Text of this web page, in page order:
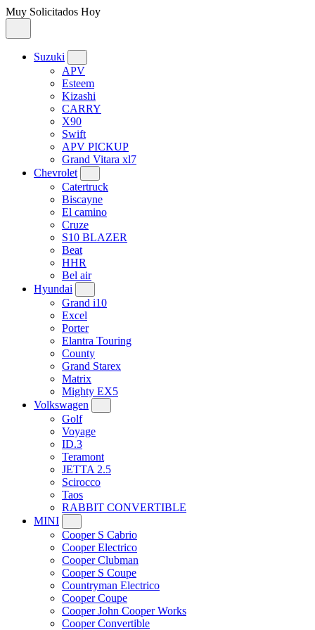
Muy Solicitados Hoy
Suzuki
APV
Esteem
Kizashi
CARRY
X90
Swift
APV PICKUP
Grand Vitara xl7
Chevrolet
Catertruck
Biscayne
El camino
Cruze
S10 BLAZER
Beat
HHR
Bel air
Hyundai
Grand i10
Excel
Porter
Elantra Touring
County
Grand Starex
Matrix
Mighty EX5
Volkswagen
Golf
Voyage
ID.3
Teramont
JETTA 2.5
Scirocco
Taos
RABBIT CONVERTIBLE
MINI
Cooper S Cabrio
Cooper Electrico
Cooper Clubman
Cooper S Coupe
Countryman Electrico
Cooper Coupe
Cooper John Cooper Works
Cooper Convertible